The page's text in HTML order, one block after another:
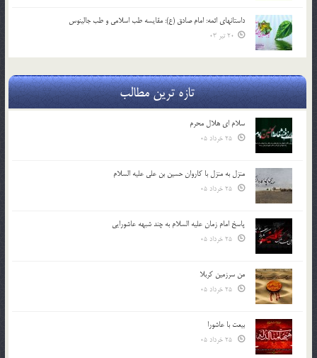
داستانهای ائمه: امام صادق (ع): مقایسه طب اسلامی و طب جالینوس
20 تیر 03
تازه ترین مطالب
سلام ای هلال محرم
منزل به منزل با کاروان حسین بن علی علیه السلام
پاسخ امام زمان علیه السلام به چند شبهه عاشورایی
من سرزمین کربلا
بیعت با عاشورا